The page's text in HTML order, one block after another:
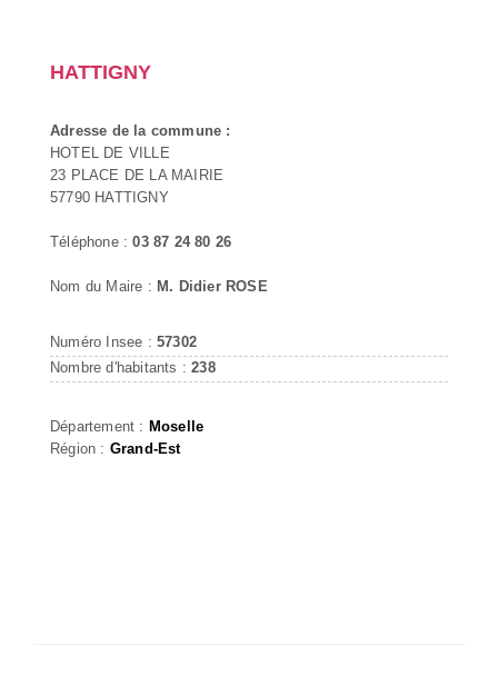
HATTIGNY
Adresse de la commune :
HOTEL DE VILLE
23 PLACE DE LA MAIRIE
57790 HATTIGNY
Téléphone :03 87 24 80 26
Nom du Maire : M. Didier ROSE
Numéro Insee : 57302
Nombre d'habitants :238
Département : Moselle
Région : Grand-Est